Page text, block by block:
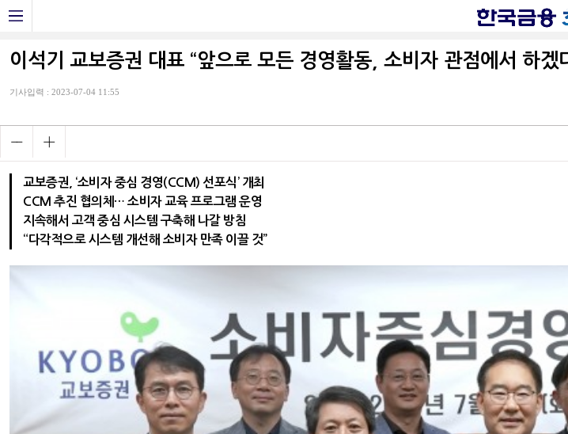
이석기 교보증권 대표 “앞으로 모든 경영활동, 소비자 관점에서 하겠
기사입력 : 2023-07-04 11:55
교보증권, ‘소비자 중심 경영(CCM) 선포식’ 개최
CCM 추진 협의체… 소비자 교육 프로그램 운영
지속해서 고객 중심 시스템 구축해 나갈 방침
“다각적으로 시스템 개선해 소비자 만족 이끌 것”